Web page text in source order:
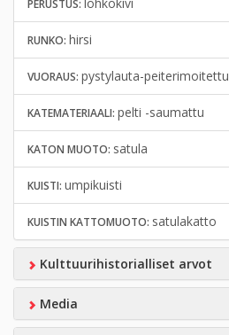
PERUSTUS:
RUNKO: hirsi
VUORAUS: pystylauta-peiterimoitettu
KATEMATERIAALI: pelti -saumattu
KATON MUOTO: satula
KUISTI: umpikuisti
KUISTIN KATTOMUOTO: satulakatto
Kulttuurihistorialliset arvot
Media